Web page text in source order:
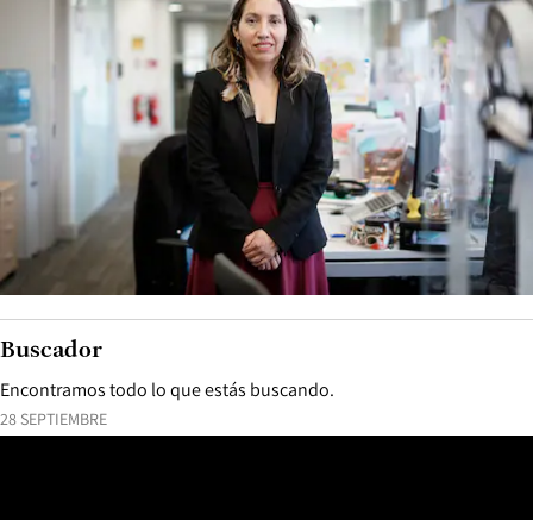
28 SEPTIEMBRE
Encontramos todo lo que estás buscando.
Buscador